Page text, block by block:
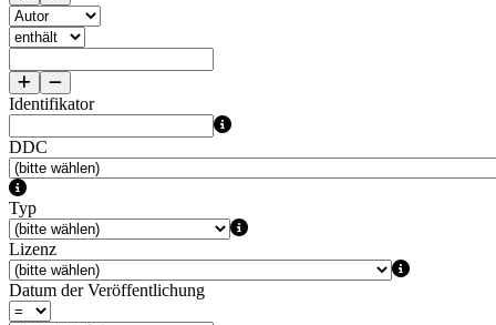
Identifikator
DDC
Typ
Lizenz
Datum der Veröffentlichung